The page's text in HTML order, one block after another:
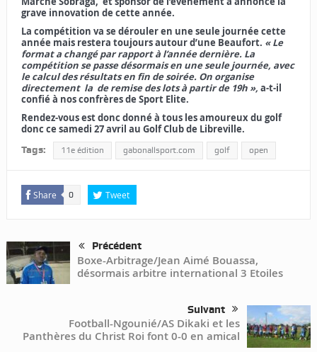
grave innovation de cette année.
La compétition va se dérouler en une seule journée cette
année mais restera toujours autour d’une Beaufort. « Le
format a changé par rapport à l’année dernière. La
compétition se passe désormais en une seule journée, avec
le calcul des résultats en fin de soirée. On organise
directement la de remise des lots à partir de 19h », a-t-il
confié à nos confrères de Sport Elite.
Rendez-vous est donc donné à tous les amoureux du golf
donc ce samedi 27 avril au Golf Club de Libreville.
Tags: 11e édition gabonallsport.com golf open
Share 0 Tweet
Précédent
Boxe-Arbitrage/Jean Aimé Bouassa,
désormais arbitre international 3 Etoiles
Suivant
Football-Ngounié/AS Dikaki et les
Panthères du Christ Roi font 0-0 en amical